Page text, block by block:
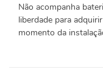
Não acompanha
liberdade para
momento da